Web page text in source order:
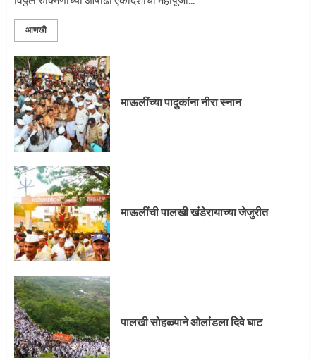
3
आणखी
माऊलींच्या पादुकांना नीरा स्नान
माऊलींची पालखी खंडेरायाच्या जेजुरीत
पालखी सोहळ्याने ओलांडला दिवे घाट
3
4
5